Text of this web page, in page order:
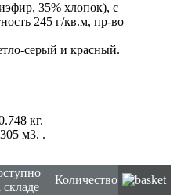
35% хлопок), с
245 г/кв.м, пр-во
серый и красный.
кг.
м3. .
складе
Количество